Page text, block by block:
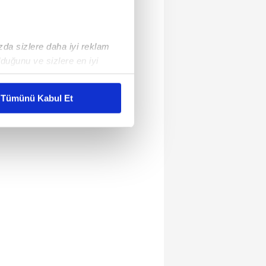
sizlere daha iyi reklam
ve sizlere en iyi
karşılamak
ve sitemizde ilgili
Tümünü Kabul Et